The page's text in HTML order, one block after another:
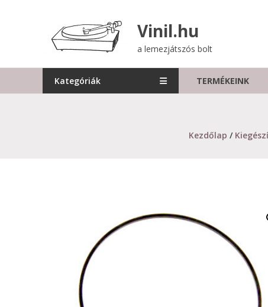
Vinil.hu
a lemezjátszós bolt
Kategóriák TERMÉKEINK
Kezdőlap /